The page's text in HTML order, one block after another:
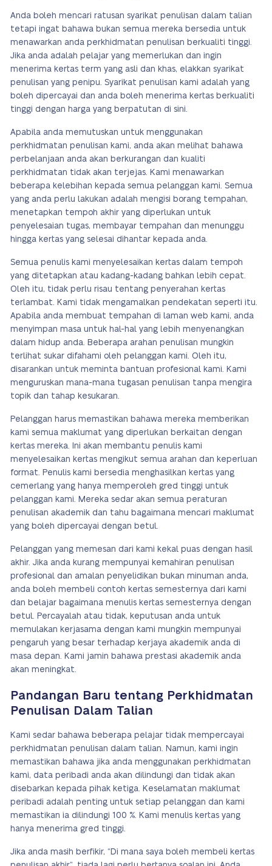
Anda boleh mencari ratusan syarikat penulisan dalam talian
tetapi ingat bahawa bukan semua mereka bersedia untuk
menawarkan anda perkhidmatan penulisan berkualiti tinggi.
Jika anda adalah pelajar yang memerlukan dan ingin
menerima kertas term yang asli dan khas, elakkan syarikat
penulisan yang penipu. Syarikat penulisan kami adalah yang
boleh dipercayai dan anda boleh menerima kertas berkualiti
tinggi dengan harga yang berpatutan di sini.
Apabila anda memutuskan untuk menggunakan
perkhidmatan penulisan kami, anda akan melihat bahawa
perbelanjaan anda akan berkurangan dan kualiti
perkhidmatan tidak akan terjejas. Kami menawarkan
beberapa kelebihan kepada semua pelanggan kami. Semua
yang anda perlu lakukan adalah mengisi borang tempahan,
menetapkan tempoh akhir yang diperlukan untuk
penyelesaian tugas, membayar tempahan dan menunggu
hingga kertas yang selesai dihantar kepada anda.
Semua penulis kami menyelesaikan kertas dalam tempoh
yang ditetapkan atau kadang-kadang bahkan lebih cepat.
Oleh itu, tidak perlu risau tentang penyerahan kertas
terlambat. Kami tidak mengamalkan pendekatan seperti itu.
Apabila anda membuat tempahan di laman web kami, anda
menyimpan masa untuk hal-hal yang lebih menyenangkan
dalam hidup anda. Beberapa arahan penulisan mungkin
terlihat sukar difahami oleh pelanggan kami. Oleh itu,
disarankan untuk meminta bantuan profesional kami. Kami
menguruskan mana-mana tugasan penulisan tanpa mengira
topik dan tahap kesukaran.
Pelanggan harus memastikan bahawa mereka memberikan
kami semua maklumat yang diperlukan berkaitan dengan
kertas mereka. Ini akan membantu penulis kami
menyelesaikan kertas mengikut semua arahan dan keperluan
format. Penulis kami bersedia menghasilkan kertas yang
cemerlang yang hanya memperoleh gred tinggi untuk
pelanggan kami. Mereka sedar akan semua peraturan
penulisan akademik dan tahu bagaimana mencari maklumat
yang boleh dipercayai dengan betul.
Pelanggan yang memesan dari kami kekal puas dengan hasil
akhir. Jika anda kurang mempunyai kemahiran penulisan
profesional dan amalan penyelidikan bukan minuman anda,
anda boleh membeli contoh kertas semesternya dari kami
dan belajar bagaimana menulis kertas semesternya dengan
betul. Percayalah atau tidak, keputusan anda untuk
memulakan kerjasama dengan kami mungkin mempunyai
pengaruh yang besar terhadap kerjaya akademik anda di
masa depan. Kami jamin bahawa prestasi akademik anda
akan meningkat.
Pandangan Baru tentang Perkhidmatan
Penulisan Dalam Talian
Kami sedar bahawa beberapa pelajar tidak mempercayai
perkhidmatan penulisan dalam talian. Namun, kami ingin
memastikan bahawa jika anda menggunakan perkhidmatan
kami, data peribadi anda akan dilindungi dan tidak akan
disebarkan kepada pihak ketiga. Keselamatan maklumat
peribadi adalah penting untuk setiap pelanggan dan kami
memastikan ia dilindungi 100 %. Kami menulis kertas yang
hanya menerima gred tinggi.
Jika anda masih berfikir, “Di mana saya boleh membeli kertas